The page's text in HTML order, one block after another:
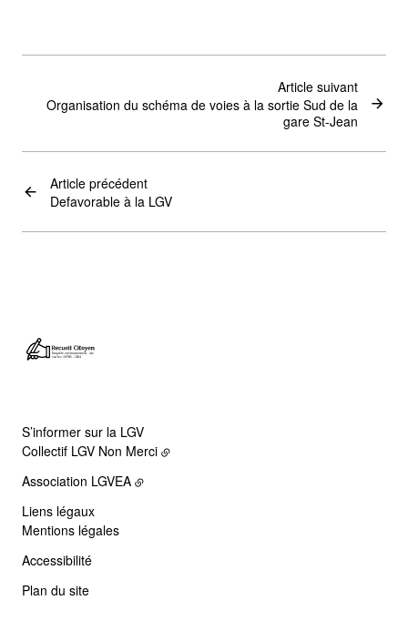
Article précédent
Defavorable à la LGV
Article suivant
Organisation du schéma de voies à la sortie Sud de la
gare St-Jean
S’informer sur la LGV
Collectif LGV Non Merci
Association LGVEA
Liens légaux
Mentions légales
Accessibilité
Plan du site